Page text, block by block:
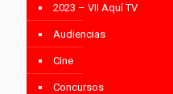
2023 – VII Aquí TV
Audiencias
Cine
Concursos